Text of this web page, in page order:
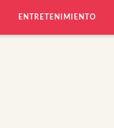
ENTRETENIMIENTO